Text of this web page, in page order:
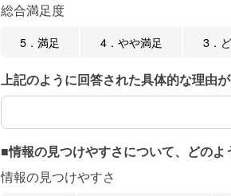
総合満足度
5．満足 4．やや満足 3．
上記のように回答された具体的な理由
上記のように回答された具体的な理由が
■情報の見つけやすさについて、どのよ
情報の見つけやすさ